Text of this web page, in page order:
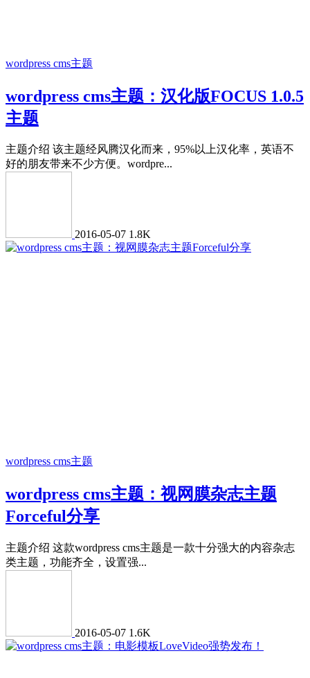
wordpress cms主题
wordpress cms主题：汉化版FOCUS 1.0.5
主题
主题介绍 该主题经风腾汉化而来，95%以上汉化率，英语不
好的朋友带来不少方便。wordpre...
2016-05-07 1.8K
wordpress cms主题
wordpress cms主题：视网膜杂志主题
Forceful分享
主题介绍 这款wordpress cms主题是一款十分强大的内容杂志
类主题，功能齐全，设置强...
2016-05-07 1.6K